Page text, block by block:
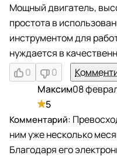
Мощный двигатель,
простота в
инструментом для
нуждается в
0
0
Максим08
5
ним уже несколько
Благодаря его